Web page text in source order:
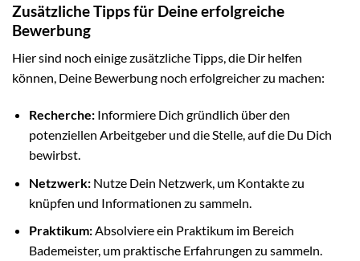
Zusätzliche Tipps für Deine erfolgreiche
Bewerbung
Hier sind noch einige zusätzliche Tipps, die Dir helfen
können, Deine Bewerbung noch erfolgreicher zu machen:
Recherche:Informiere Dich gründlich über den
potenziellen Arbeitgeber und die Stelle, auf die Du Dich
bewirbst.
Netzwerk:Nutze Dein Netzwerk, um Kontakte zu
knüpfen und Informationen zu sammeln.
Praktikum:Absolviere ein Praktikum im Bereich
Bademeister, um praktische Erfahrungen zu sammeln.